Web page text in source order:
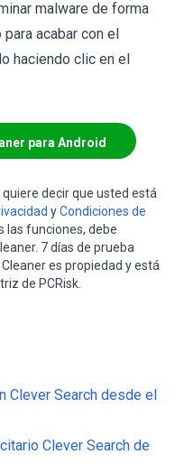
malware de forma
acabar con el
haciendo clic en el
para Android
decir que usted está
yCondiciones de
las funciones, debe
7 días de prueba
es propiedad y está
de PCRisk.
Clever Search desde el
Clever Search de